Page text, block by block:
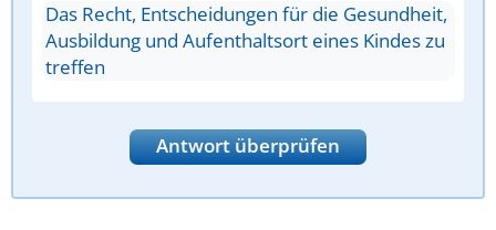
Das Recht, Entscheidungen für die Gesundheit,
Ausbildung und Aufenthaltsort eines Kindes zu
treffen
Antwort überprüfen